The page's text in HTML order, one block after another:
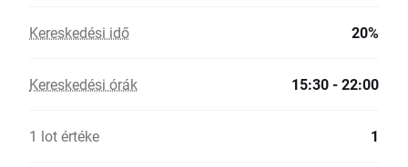
Kereskedési idő 20%
Kereskedési órák 15:30 - 22:00
1 lot értéke 1